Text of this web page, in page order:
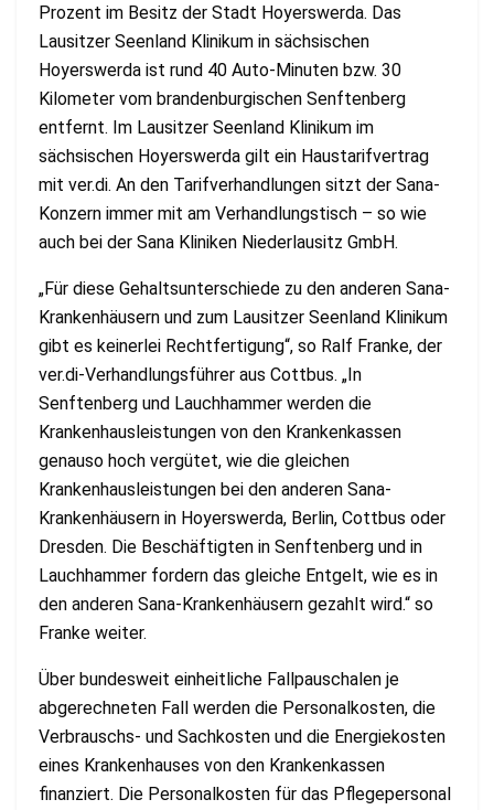
Prozent im Besitz der Stadt Hoyerswerda. Das
Lausitzer Seenland Klinikum in sächsischen
Hoyerswerda ist rund 40 Auto-Minuten bzw. 30
Kilometer vom brandenburgischen Senftenberg
entfernt. Im Lausitzer Seenland Klinikum im
sächsischen Hoyerswerda gilt ein Haustarifvertrag
mit ver.di. An den Tarifverhandlungen sitzt der Sana-
Konzern immer mit am Verhandlungstisch – so wie
auch bei der Sana Kliniken Niederlausitz GmbH.
„Für diese Gehaltsunterschiede zu den anderen Sana-
Krankenhäusern und zum Lausitzer Seenland Klinikum
gibt es keinerlei Rechtfertigung“, so Ralf Franke, der
ver.di-Verhandlungsführer aus Cottbus. „In
Senftenberg und Lauchhammer werden die
Krankenhausleistungen von den Krankenkassen
genauso hoch vergütet, wie die gleichen
Krankenhausleistungen bei den anderen Sana-
Krankenhäusern in Hoyerswerda, Berlin, Cottbus oder
Dresden. Die Beschäftigten in Senftenberg und in
Lauchhammer fordern das gleiche Entgelt, wie es in
den anderen Sana-Krankenhäusern gezahlt wird.“ so
Franke weiter.
Über bundesweit einheitliche Fallpauschalen je
abgerechneten Fall werden die Personalkosten, die
Verbrauschs- und Sachkosten und die Energiekosten
eines Krankenhauses von den Krankenkassen
finanziert. Die Personalkosten für das Pflegepersonal